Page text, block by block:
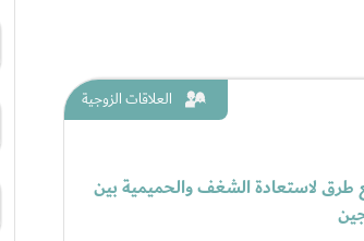
العلاقات الزوجية
لاستعادة الشغف والحميمية بين